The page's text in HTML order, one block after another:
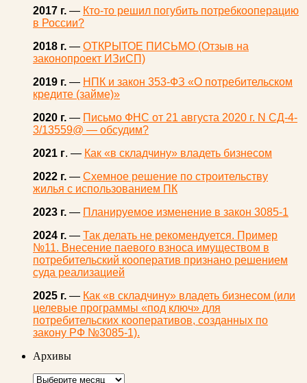
2017 г. — Кто-то решил погубить потребкооперацию
в России?
2018 г. — ОТКРЫТОЕ ПИСЬМО (Отзыв на
законопроект ИЗиСП)
2019 г. — НПК и закон 353-ФЗ «О потребительском
кредите (займе)»
2020 г. — Письмо ФНС от 21 августа 2020 г. N СД-4-
3/13559@ — обсудим?
2021 г. — Как «в складчину» владеть бизнесом
2022 г. — Схемное решение по строительству
жилья с использованием ПК
2023 г. — Планируемое изменение в закон 3085-1
2024 г. — Так делать не рекомендуется. Пример
№11. Внесение паевого взноса имуществом в
потребительский кооператив признано решением
суда реализацией
2025 г. — Как «в складчину» владеть бизнесом (или
целевые программы «под ключ» для
потребительских кооперативов, созданных по
закону РФ №3085-1).
Архивы
Архивы